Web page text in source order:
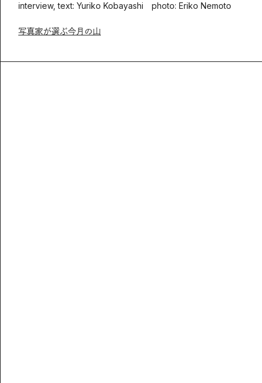
interview, text: Yuriko Kobayashi photo: Eriko Nemoto
写真家が選ぶ今月の山